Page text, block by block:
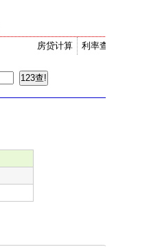
利率查询
房贷计算